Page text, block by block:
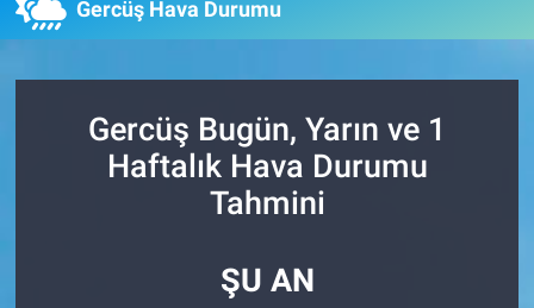
Gercüş Hava Durumu
Gercüş Bugün, Yarın ve 1
Haftalık Hava Durumu
Tahmini
ŞU AN
Tüm Manşetler